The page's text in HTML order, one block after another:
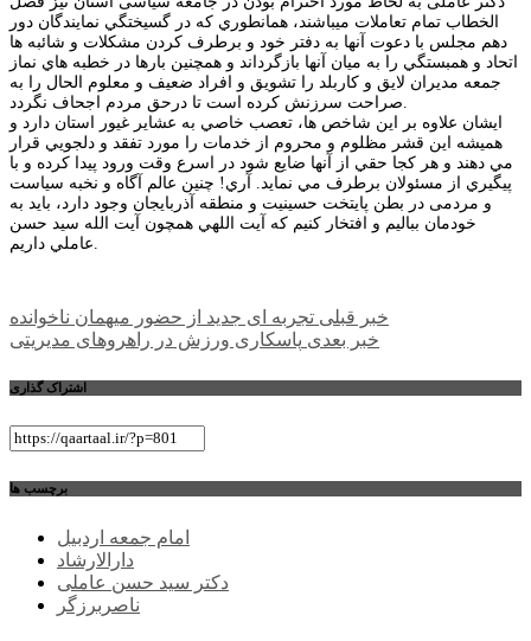
الخطاب تمام تعاملات میباشند، همانطوري كه در گسيختگي نمايندگان دور
دهم مجلس با دعوت آنها به دفتر خود و برطرف كردن مشكلات و شائبه ها
اتحاد و همبستگي را به میان آنها بازگرداند و همچنين بارها در خطبه هاي نماز
جمعه مديران لايق و كاربلد را تشويق و افراد ضعيف و معلوم الحال را به
صراحت سرزنش كرده است تا درحق مردم اجحاف نگردد.
ايشان علاوه بر اين شاخص ها، تعصب خاصي به عشاير غيور استان دارد و
هميشه اين قشر مظلوم و محروم از خدمات را مورد تفقد و دلجويي قرار
مي دهند و هر كجا حقي از آنها ضايع شود در اسرع وقت ورود پيدا کرده و با
پيگيري از مسئولان برطرف مي نمايد. آري! چنین عالم آگاه و نخبه سیاست
و مردمی در بطن پایتخت حسینیت و منطقه آذربايجان وجود دارد، باید به
خودمان ببالیم و افتخار کنیم كه آيت اللهي همچون آيت الله سيد حسن
عاملي داريم.
راهبری
نوشته
خبر قبلی تجربه ای جدید از حضور میهمان ناخوانده
خبر بعدی پاسکاری ورزش در راهروهای مدیریتی
اشتراک گذاری
برچسب ها
امام جمعه اردبیل
دارالارشاد
دکتر سید حسن عاملی
ناصربرزگر